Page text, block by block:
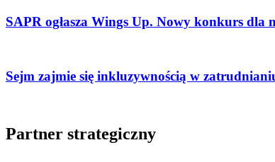
SAPR ogłasza Wings Up. Nowy konkurs dla
Sejm zajmie się inkluzywnością w
Partner strategiczny